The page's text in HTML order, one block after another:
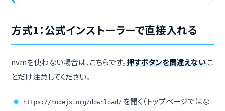
方式1：公式インストーラーで直接入れる
nvmを使わない場合は、こちらです。押すボタンを間違えないこ
とだけ注意してください。
https://nodejs.org/download/ を開く（トップページではな